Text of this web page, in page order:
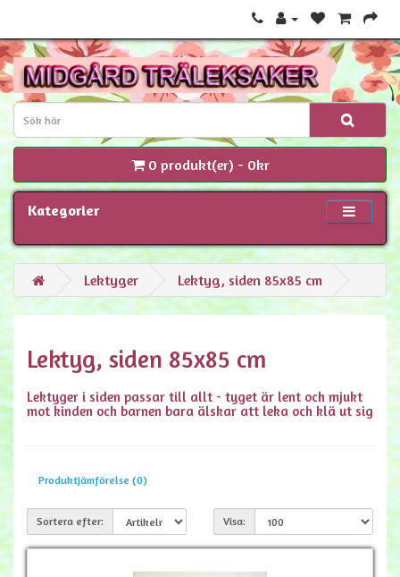
0 produkt(er) - 0kr
Kategorier
Lektyger Lektyg, siden 85x85 cm
Lektyg, siden 85x85 cm
Lektyger i siden passar till allt - tyget är lent och mjukt
mot kinden och barnen bara älskar att leka och klä ut sig
Produktjämförelse (0)
Sortera efter: Visa: